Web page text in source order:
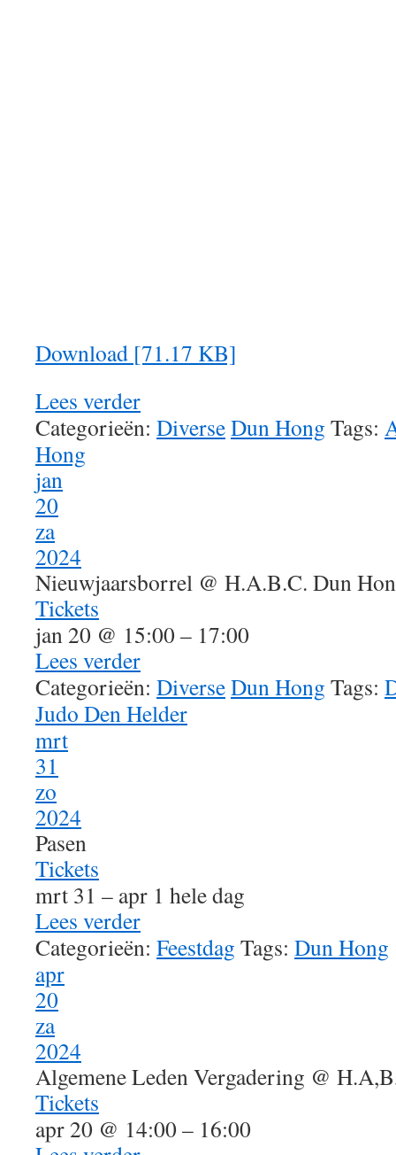
Download [71.17 KB]
Lees verder
Categorieën: DiverseDun Hong Tags:
Hong
jan
20
za
2024
Nieuwjaarsborrel @ H.A.B.C. Dun
Tickets
jan 20 @ 15:00 – 17:00
Lees verder
Categorieën: DiverseDun Hong Tags:
Judo Den Helder
mrt
31
zo
2024
Pasen
Tickets
mrt 31 – apr 1 hele dag
Lees verder
Categorieën: Feestdag Tags: Dun Hong
apr
20
za
2024
Algemene Leden Vergadering @
Tickets
apr 20 @ 14:00 – 16:00